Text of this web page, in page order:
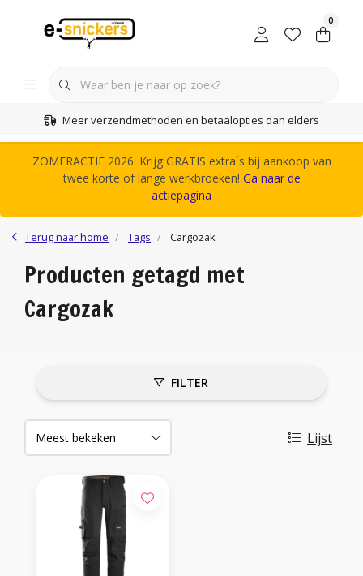
0
Meer verzendmethoden en betaalopties dan elders
ZOMERACTIE 2026: Krijg GRATIS extra´s bij aankoop van
twee korte of lange werkbroeken! Ga naar de
actiepagina
Terug naar home Tags Cargozak
Producten getagd met
Cargozak
FILTER
Lijst